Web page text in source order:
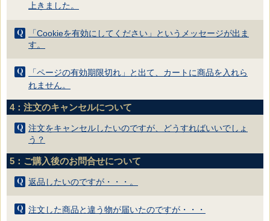
上きました。
「Cookieを有効にしてください」というメッセージが出ま
す。
「ページの有効期限切れ」と出て、カートに商品を入れら
れません。
4：注文のキャンセルについて
注文をキャンセルしたいのですが、どうすればいいでしょ
う？
5：ご購入後のお問合せについて
返品したいのですが・・・。
注文した商品と違う物が届いたのですが・・・